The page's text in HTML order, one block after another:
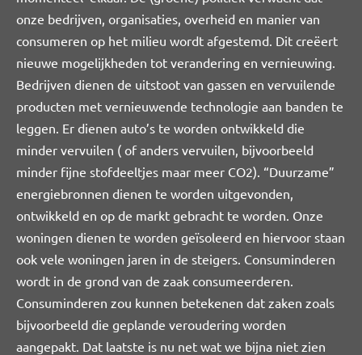
onze bedrijven, organisaties, overheid en manier van
consumeren op het milieu wordt afgestemd. Dit creëert
nieuwe mogelijkheden tot verandering en vernieuwing.
Bedrijven dienen de uitstoot van gassen en vervuilende
producten met vernieuwende technologie aan banden te
leggen. Er dienen auto’s te worden ontwikkeld die
minder vervuilen ( of anders vervuilen, bijvoorbeeld
minder fijne stofdeeltjes maar meer CO2). “Duurzame”
energiebronnen dienen te worden uitgevonden,
ontwikkeld en op de markt gebracht te worden. Onze
woningen dienen te worden geïsoleerd en hiervoor staan
ook vele woningen jaren in de steigers. Consuminderen
wordt in de grond van de zaak consumeerderen.
Consuminderen zou kunnen betekenen dat zaken zoals
bijvoorbeeld die geplande veroudering worden
aangepakt. Dat laatste is nu net wat we bijna niet zien